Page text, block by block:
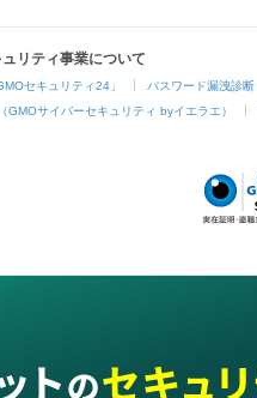
リティ事業について
セキュリティ24」 パスワード漏洩診断
GMOサイバーセキュリティ byイエラエ）